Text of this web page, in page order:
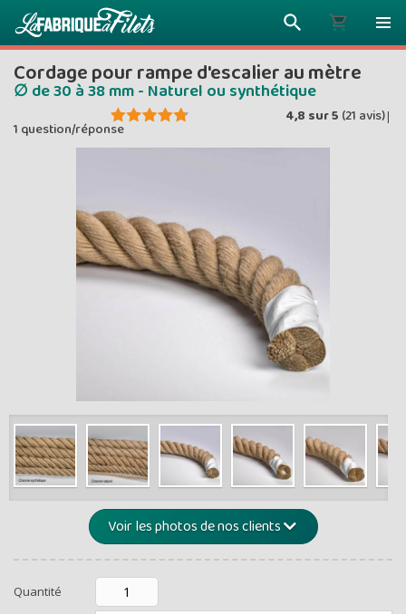
Montants et
de -5%
Plus vous
moins
Prix
ENVOYEZ
Cordage pour rampe d'escalier au mètre
∅ de 30 à 38 mm - Naturel ou synthétique
4,8 sur5 (21 avis)|
1 question/réponse
Voir les photos de nos clients
Quantité